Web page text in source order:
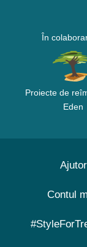
În
Proiecte de
Eden
Ajutor
Contul